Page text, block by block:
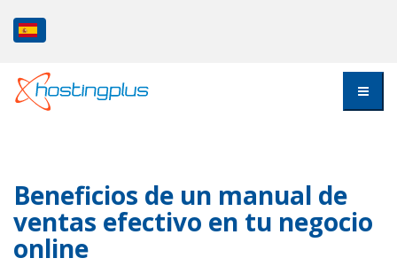
Beneficios de un manual de
ventas efectivo en tu negocio
online